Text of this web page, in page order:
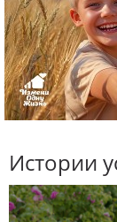
Истории